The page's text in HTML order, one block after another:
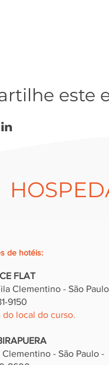
este
de hotéis:
FLAT
Clementino - São
9150
do local do curso.
Clementino - São Paulo -